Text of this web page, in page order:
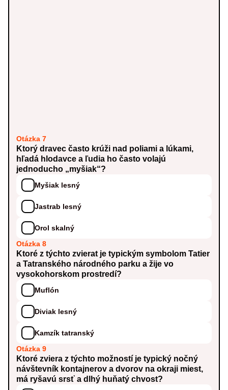
Otázka 7
Ktorý dravec často krúži nad poliami a lúkami,
hľadá hlodavce a ľudia ho často volajú
jednoducho „myšiak“?
Myšiak lesný
Jastrab lesný
Orol skalný
Otázka 8
Ktoré z týchto zvierat je typickým symbolom Tatier
a Tatranského národného parku a žije vo
vysokohorskom prostredí?
Muflón
Diviak lesný
Kamzík tatranský
Otázka 9
Ktoré zviera z týchto možností je typický nočný
návštevník kontajnerov a dvorov na okraji miest,
má ryšavú srsť a dlhý huňatý chvost?